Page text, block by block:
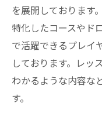
を展開しております
特化したコースやド
で活躍できるプレイ
しております。レッ
わかるような内容な
す。